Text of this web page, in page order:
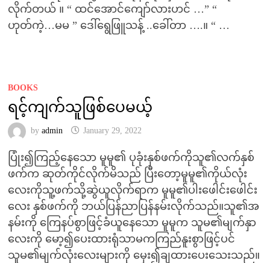
လိုက်တယ် ။ “ ထင်အောင်ကျော်လားဟင် …” “
ဟုတ်ကဲ့…မမ ” ဒေါ်ရွေဖြူသန့် ..ခေါ်တာ ….။ “ …
BOOKS
ရင့်ကျက်သူဖြစ်ပေမယ့်
by admin January 29, 2022
ပြုံး၍ကြည့်နေသော မူမူ၏ ပုခုံးနှစ်ဖက်ကိုသူ၏လက်နှစ်
ဖက်က ဆုတ်ကိုင်လိုက်မိသည် ပြီးတော့မူမူ၏ကိုယ်လုံး
လေးကိုသူ့ဖက်သို့ဆွဲယူလိုက်ရာက မူမူ၏ပါးဖေါင်းဖေါင်း
လေး နှစ်ဖက်ကို ဘယ်ပြန်ညာပြန်နမ်းလိုက်သည်။သူ၏အ
နမ်းကို ကြေနပ်စွာဖြင့်ခံယူနေသော မူမူက သူမ၏မျက်နှာ
လေးကို မော့၍ပေးထားရုံသာမကကြည်နူးစွာဖြင့်ပင်
သူမ၏မျက်လုံးလေးများကို မှေး၍ချထားပေးသေးသည်။